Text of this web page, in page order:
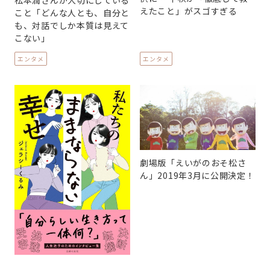
こと「どんな人とも、自分と
も、対話でしか本質は見えて
こない」
エンタメ
えたこと」がスゴすぎる
エンタメ
劇場版「えいがのおそ松さ
ん」2019年3月に公開決定！